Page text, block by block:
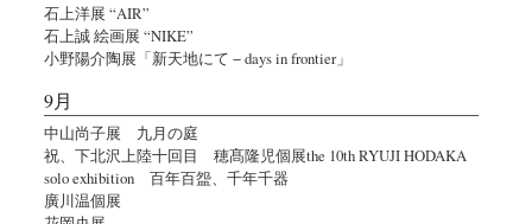
石上洋展 “AIR”
石上誠 絵画展 “NIKE”
小野陽介陶展「新天地にて − days in frontier」
9月
中山尚子展 九月の庭
祝、下北沢上陸十回目 穂髙隆児個展the 10th RYUJI HODAKA
solo exhibition 百年百盌、千年千器
廣川温個展